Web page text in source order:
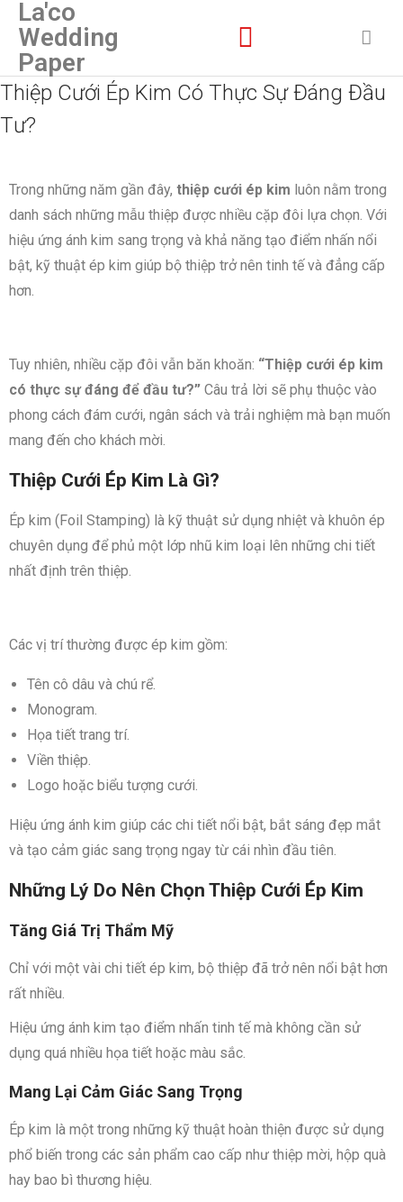
La'co
Wedding
Paper
Thiệp Cưới Ép Kim Có Thực Sự Đáng Đầu
Tư?
Trong những năm gần đây, thiệp cưới ép kim luôn nằm trong
danh sách những mẫu thiệp được nhiều cặp đôi lựa chọn. Với
hiệu ứng ánh kim sang trọng và khả năng tạo điểm nhấn nổi
bật, kỹ thuật ép kim giúp bộ thiệp trở nên tinh tế và đẳng cấp
hơn.
Tuy nhiên, nhiều cặp đôi vẫn băn khoăn: “Thiệp cưới ép kim
có thực sự đáng để đầu tư?” Câu trả lời sẽ phụ thuộc vào
phong cách đám cưới, ngân sách và trải nghiệm mà bạn muốn
mang đến cho khách mời.
Thiệp Cưới Ép Kim Là Gì?
Ép kim (Foil Stamping) là kỹ thuật sử dụng nhiệt và khuôn ép
chuyên dụng để phủ một lớp nhũ kim loại lên những chi tiết
nhất định trên thiệp.
Các vị trí thường được ép kim gồm:
Tên cô dâu và chú rể.
Monogram.
Họa tiết trang trí.
Viền thiệp.
Logo hoặc biểu tượng cưới.
Hiệu ứng ánh kim giúp các chi tiết nổi bật, bắt sáng đẹp mắt
và tạo cảm giác sang trọng ngay từ cái nhìn đầu tiên.
Những Lý Do Nên Chọn Thiệp Cưới Ép Kim
Tăng Giá Trị Thẩm Mỹ
Chỉ với một vài chi tiết ép kim, bộ thiệp đã trở nên nổi bật hơn
rất nhiều.
Hiệu ứng ánh kim tạo điểm nhấn tinh tế mà không cần sử
dụng quá nhiều họa tiết hoặc màu sắc.
Mang Lại Cảm Giác Sang Trọng
Ép kim là một trong những kỹ thuật hoàn thiện được sử dụng
phổ biến trong các sản phẩm cao cấp như thiệp mời, hộp quà
hay bao bì thương hiệu.